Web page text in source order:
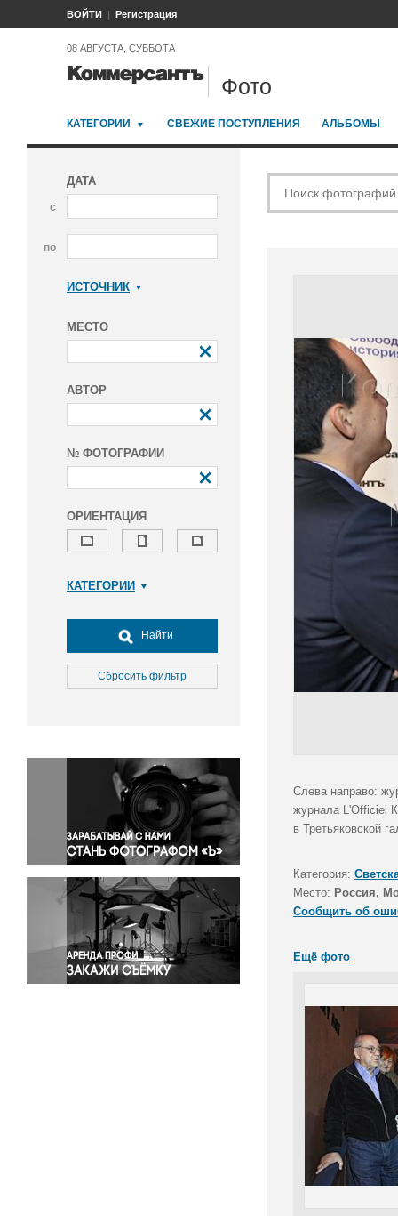
ВОЙТИ Регистрация
08 АВГУСТА, СУББОТА
Фото
КАТЕГОРИИ СВЕЖИЕ ПОСТУПЛЕНИЯ АЛЬБОМЫ
ДАТА
с
по
ИСТОЧНИК
МЕСТО
АВТОР
№ ФОТОГРАФИИ
ОРИЕНТАЦИЯ
КАТЕГОРИИ
Досуг, туризм и отдых
Культура
Медицина
Окружающая среда
Политика
Правосудие
Происшествия и конфликты
Религия
Светская жизнь
Спорт
Экология
Экономика и бизнес
Найти
Сбросить фильтр
Cлева направо:
журнала L'Officiel
в Третьяковской
Категория:
Место: Россия,
Сообщить об
Ещё фото